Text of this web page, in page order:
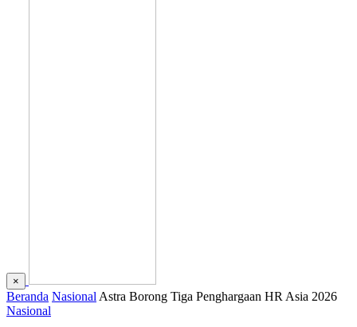
×
Beranda Nasional Astra Borong Tiga Penghargaan HR Asia 2026
Nasional